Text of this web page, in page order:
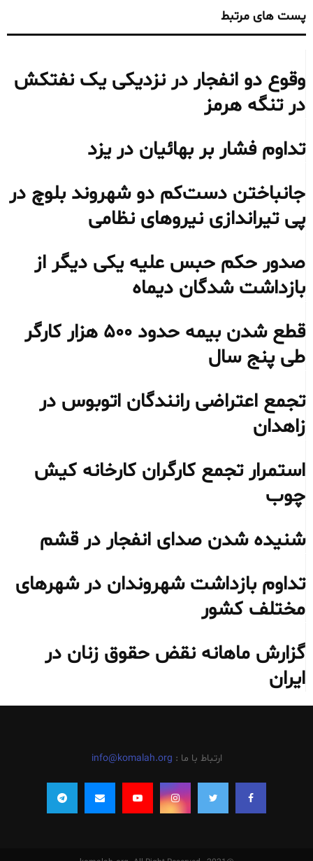
پست های مرتبط
وقوع دو انفجار در نزدیکی یک نفتکش
در تنگه هرمز
تداوم فشار بر بهائیان در یزد
جانباختن دست‌کم دو شهروند بلوچ در
پی تیراندازی نیروهای نظامی
صدور حکم حبس علیه یکی دیگر از
بازداشت شدگان دیماه
قطع شدن بیمه حدود ۵۰۰ هزار کارگر
طی پنج سال
تجمع اعتراضی رانندگان اتوبوس در
زاهدان
استمرار تجمع کارگران کارخانه کیش
چوب
شنیده شدن صدای انفجار در قشم
تداوم بازداشت شهروندان در شهرهای
مختلف کشور
گزارش ماهانه نقض حقوق زنان در
ایران
ارتباط با ما : info@komalah.org